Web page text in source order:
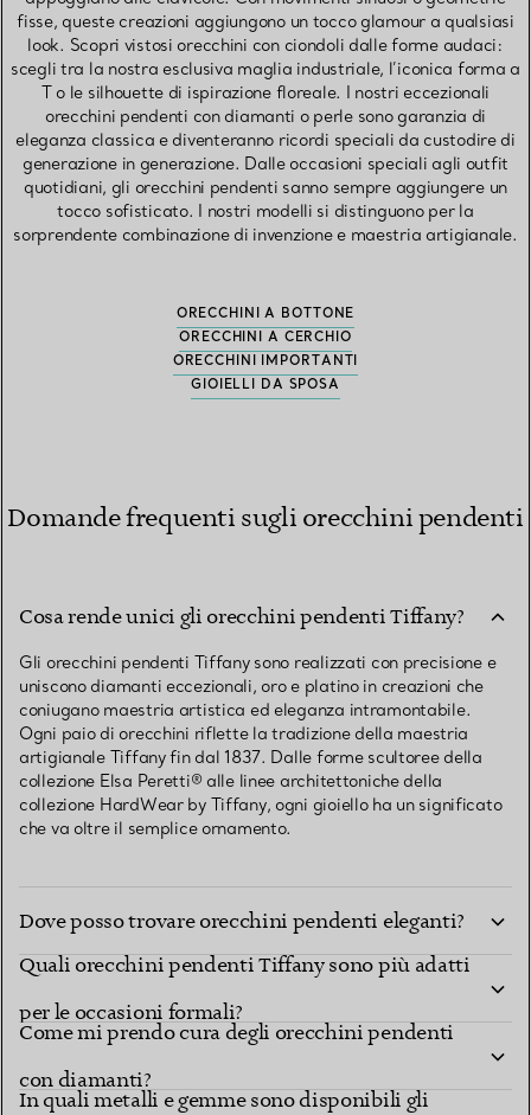
fisse, queste creazioni aggiungono un tocco glamour a qualsiasi
look. Scopri vistosi orecchini con ciondoli dalle forme audaci:
scegli tra la nostra esclusiva maglia industriale, l’iconica forma a
T o le silhouette di ispirazione floreale. I nostri eccezionali
orecchini pendenti con diamanti o perle sono garanzia di
eleganza classica e diventeranno ricordi speciali da custodire di
generazione in generazione. Dalle occasioni speciali agli outfit
quotidiani, gli orecchini pendenti sanno sempre aggiungere un
tocco sofisticato. I nostri modelli si distinguono per la
sorprendente combinazione di invenzione e maestria artigianale.
ORECCHINI A BOTTONE
ORECCHINI A CERCHIO
ORECCHINI IMPORTANTI
GIOIELLI DA SPOSA
Domande frequenti sugli orecchini pendenti
Cosa rende unici gli orecchini pendenti Tiffany?
Gli orecchini pendenti Tiffany sono realizzati con precisione e
uniscono diamanti eccezionali, oro e platino in creazioni che
coniugano maestria artistica ed eleganza intramontabile.
Ogni paio di orecchini riflette la tradizione della maestria
artigianale Tiffany fin dal 1837. Dalle forme scultoree della
collezione Elsa Peretti® alle linee architettoniche della
collezione HardWear by Tiffany, ogni gioiello ha un significato
che va oltre il semplice ornamento.
Dove posso trovare orecchini pendenti eleganti?
Quali orecchini pendenti Tiffany sono più adatti
per le occasioni formali?
Come mi prendo cura degli orecchini pendenti
con diamanti?
In quali metalli e gemme sono disponibili gli